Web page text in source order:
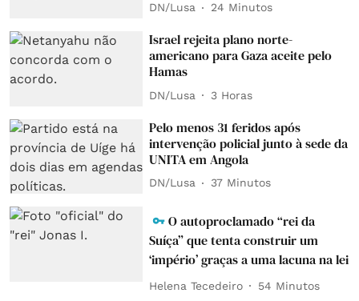
DN/Lusa 24 Minutos
Israel rejeita plano norte-
americano para Gaza aceite pelo
Hamas
DN/Lusa 3 Horas
Pelo menos 31 feridos após
intervenção policial junto à sede da
UNITA em Angola
DN/Lusa 37 Minutos
O autoproclamado “rei da
Suíça” que tenta construir um
‘império’ graças a uma lacuna na lei
Helena Tecedeiro 54 Minutos